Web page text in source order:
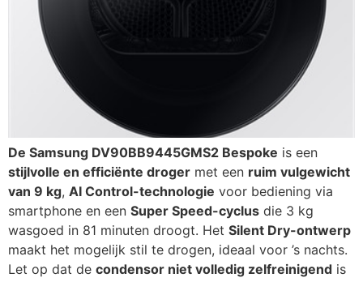
De Samsung DV90BB9445GMS2 Bespoke is een
stijlvolle en efficiënte droger met een ruim vulgewicht
van 9 kg, AI Control-technologie voor bediening via
smartphone en een Super Speed-cyclus die 3 kg
wasgoed in 81 minuten droogt. Het Silent Dry-ontwerp
maakt het mogelijk stil te drogen, ideaal voor ’s nachts.
Let op dat de condensor niet volledig zelfreinigend is